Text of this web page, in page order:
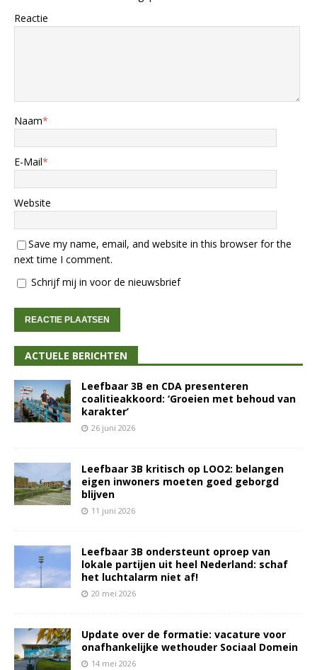
Reactie
Naam*
E-Mail*
Website
Save my name, email, and website in this browser for the
next time I comment.
Schrijf mij in voor de nieuwsbrief
ACTUELE BERICHTEN
Leefbaar 3B en CDA presenteren
coalitieakkoord: ‘Groeien met behoud van
karakter’
26 juni 2026
Leefbaar 3B kritisch op LOO2: belangen
eigen inwoners moeten goed geborgd
blijven
11 juni 2026
Leefbaar 3B ondersteunt oproep van
lokale partijen uit heel Nederland: schaf
het luchtalarm niet af!
20 mei 2026
Update over de formatie: vacature voor
onafhankelijke wethouder Sociaal Domein
14 mei 2026